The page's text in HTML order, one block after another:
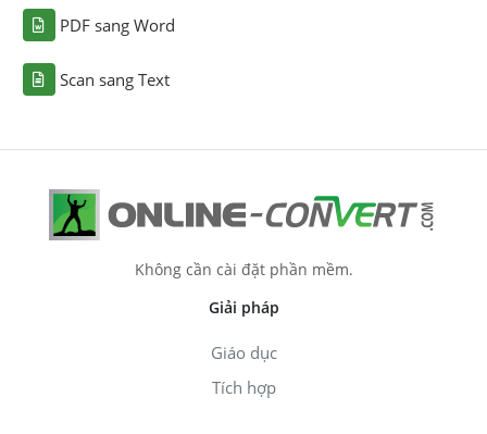
PDF sang Word
Scan sang Text
Không cần cài đặt phần mềm.
Giải pháp
Giáo dục
Tích hợp